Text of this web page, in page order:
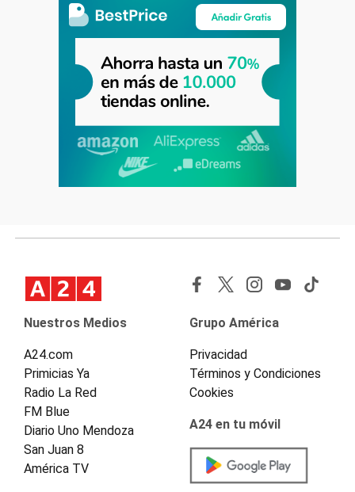
Nuestros Medios
A24.com
Primicias Ya
Radio La Red
FM Blue
Diario Uno Mendoza
San Juan 8
América TV
Grupo América
Privacidad
Términos y Condiciones
Cookies
A24 en tu móvil